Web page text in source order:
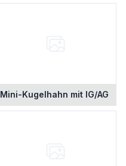
Mini-Kugelhahn mit IG/AG